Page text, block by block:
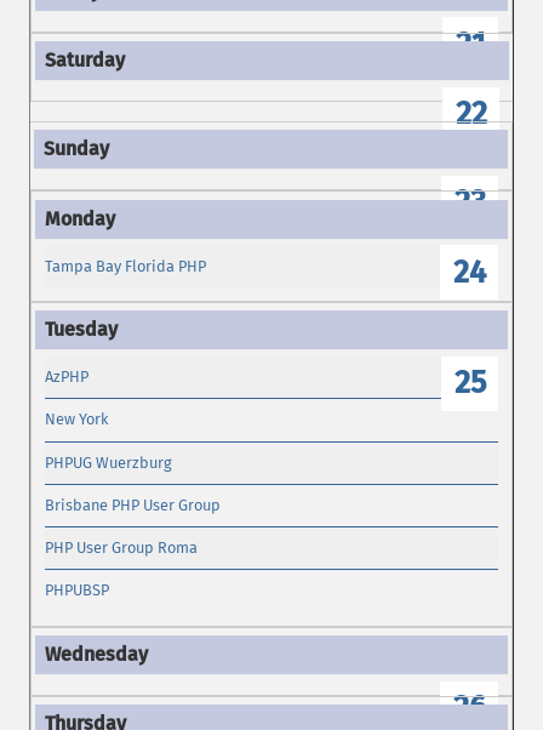
21
22
23
24
Tampa Bay Florida PHP
25
AzPHP
New York
PHPUG Wuerzburg
Brisbane PHP User Group
PHP User Group Roma
PHPUBSP
26